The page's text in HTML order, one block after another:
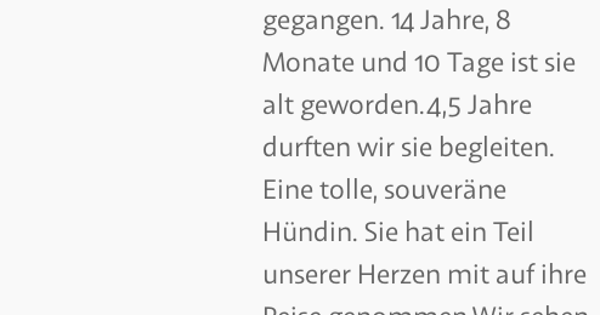
gegangen. 14 Jahre, 8
Monate und 10 Tage ist sie
alt geworden.4,5 Jahre
durften wir sie begleiten.
Eine tolle, souveräne
Hündin. Sie hat ein Teil
unserer Herzen mit auf ihre